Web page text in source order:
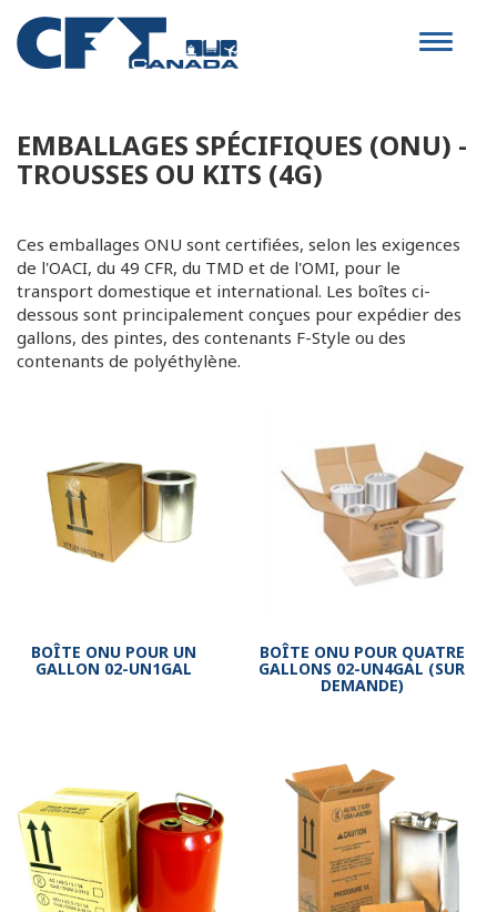
Toggle
EMBALLAGES SPÉCIFIQUES (ONU) -
TROUSSES OU KITS (4G)
Ces emballages ONU sont certifiées, selon les exigences
de l'OACI, du 49 CFR, du TMD et de l'OMI, pour le
transport domestique et international. Les boîtes ci-
dessous sont principalement conçues pour expédier des
gallons, des pintes, des contenants F-Style ou des
contenants de polyéthylène.
BOÎTE ONU POUR UN
GALLON 02-UN1GAL
BOÎTE ONU POUR QUATRE
GALLONS 02-UN4GAL (SUR
DEMANDE)